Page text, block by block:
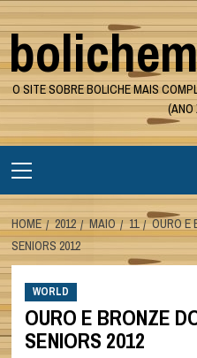
Skip
to
content
O SITE SOBRE BOLICHE MAIS
(ANO
Menu
HOME 2012 MAIO 11
OURO E
SENIORS 2012
WORLD
OURO E BRONZE
SENIORS 2012